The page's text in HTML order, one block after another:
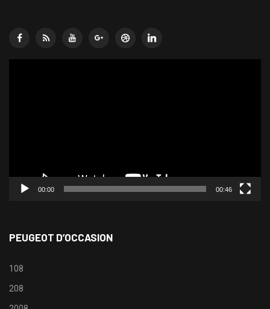
00:00 00:46
PEUGEOT D’OCCASION
108
208